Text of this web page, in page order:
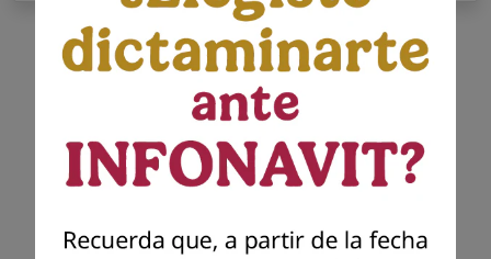
Presenta tu dictamen
Infonavit
Presenta el dictamen generado por el
contador público autorizado para dar
presentación del aviso para dictaminar el